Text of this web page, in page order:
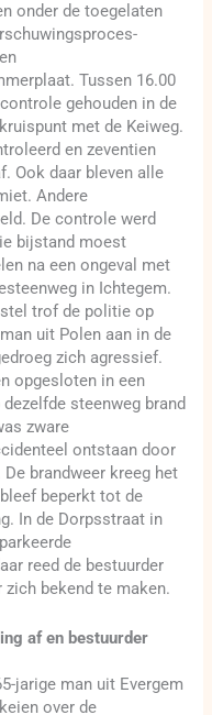
onder de toegelaten
Tussen 16.00
gehouden in de
met de Keiweg.
en zeventien
Ook daar bleven alle
Andere
De controle werd
bijstand moest
na een ongeval met
in Ichtegem.
trof de politie op
uit Polen aan in de
zich agressief.
opgesloten in een
steenweg brand
zware
ontstaan door
brandweer kreeg het
beperkt tot de
In de Dorpsstraat in
reed de bestuurder
zich bekend te maken.
af en bestuurder
jarige man uit Evergem
over de